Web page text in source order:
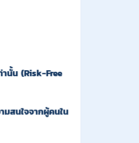
นั้น (Risk-Free
มสนใจจากผู้คนใน